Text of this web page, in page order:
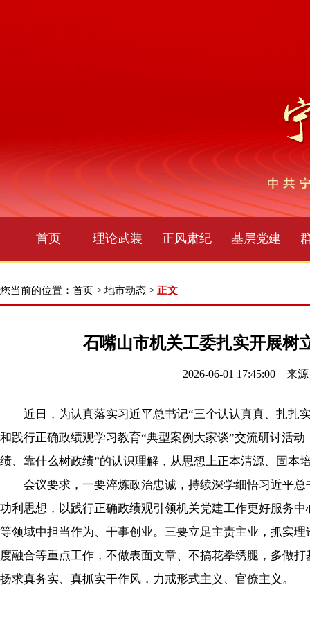
首页 理论武装 正风肃纪 基层党建
您当前的位置： 首页 > 地市动态 > 正文
石嘴山市机关工委扎实开展树
2026-06-01 17:45:00
近日，为认真落实习近平总书记“三个认认真真、扎扎实
和践行正确政绩观学习教育“典型案例大家谈”交流研讨活
绩、靠什么树政绩”的认识理解，从思想上正本清源、固本
会议要求，一要淬炼政治忠诚，持续深学细悟习近平总
功利思想，以践行正确政绩观引领机关党建工作更好服务
等领域中担当作为、干事创业。三要立足主责主业，抓实
度融合等重点工作，不做表面文章、不搞花拳绣腿，多做
扬求真务实、真抓实干作风，力戒形式主义、官僚主义。